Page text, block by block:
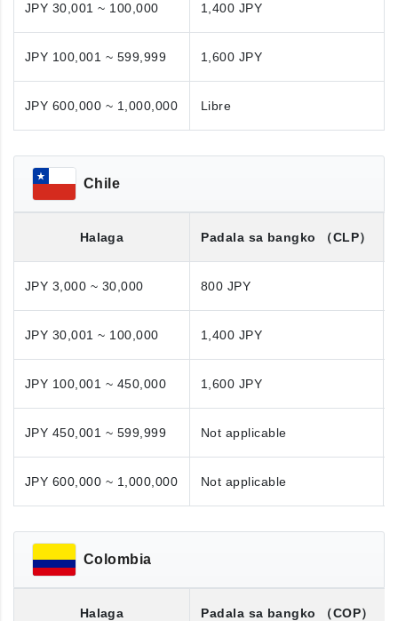
JPY 30,001 ~ 100,000 1,400 JPY
JPY 100,001 ~ 599,999 1,600 JPY
JPY 600,000 ~ 1,000,000 Libre
Chile
Halaga Padala sa bangko （CLP）
JPY 3,000 ~ 30,000 800 JPY
JPY 30,001 ~ 100,000 1,400 JPY
JPY 100,001 ~ 450,000 1,600 JPY
JPY 450,001 ~ 599,999 Not applicable
JPY 600,000 ~ 1,000,000 Not applicable
Colombia
Halaga Padala sa bangko （COP）